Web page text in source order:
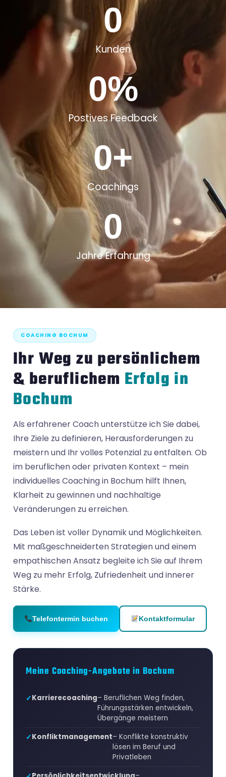
Kunden
0
Postives Feedback
0%
Coachings
0+
Jahre Erfahrung
0
COACHING BOCHUM
Ihr Weg zu persönlichem
& beruflichem Erfolg in
Bochum
Als erfahrener Coach unterstütze ich Sie dabei,
Ihre Ziele zu definieren, Herausforderungen zu
meistern und Ihr volles Potenzial zu entfalten. Ob
im beruflichen oder privaten Kontext – mein
individuelles Coaching in Bochum hilft Ihnen,
Klarheit zu gewinnen und nachhaltige
Veränderungen zu erreichen.
Das Leben ist voller Dynamik und Möglichkeiten.
Mit maßgeschneiderten Strategien und einem
empathischen Ansatz begleite ich Sie auf Ihrem
Weg zu mehr Erfolg, Zufriedenheit und innerer
Stärke.
Telefontermin buchen Kontaktformular
Meine Coaching-Angebote in Bochum
Karrierecoaching– Beruflichen Weg finden,
Führungsstärken entwickeln,
Übergänge meistern
Konfliktmanagement– Konflikte konstruktiv
lösen im Beruf und
Privatleben